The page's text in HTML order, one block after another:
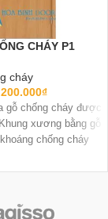
CHÁY P1
cháy
₫
gỗ chống cháy được
xương bằng gỗ
chống cháy